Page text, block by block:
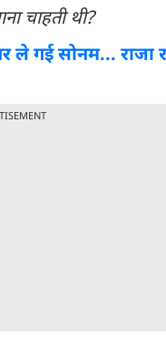
चाहती थी?
ले गई सोनम...